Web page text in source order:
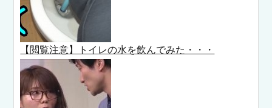
【閲覧注意】トイレの水を飲んでみた・・・